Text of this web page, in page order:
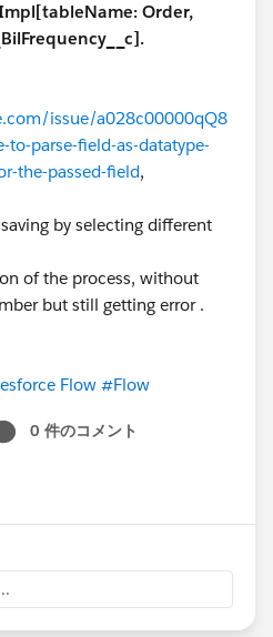
Order,
issue/a028c00000qQ8
to-parse-field-as-datatype-
the-passed-field,
by selecting different
of the process, without
but still getting error .
Flow #Flow
0 件のコメント